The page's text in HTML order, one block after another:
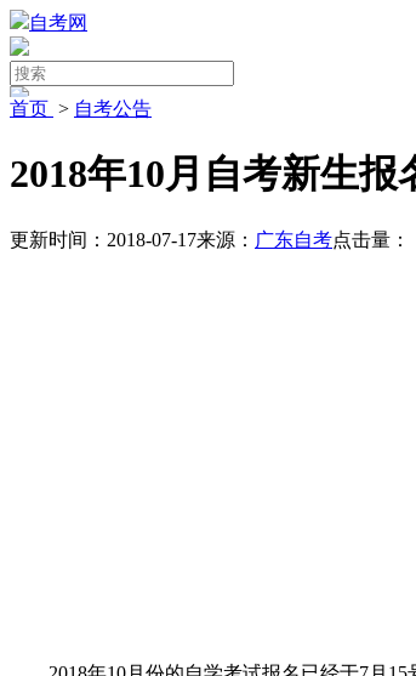
自考网
首页 > 自考公告
2018年10月自考新生
更新时间：2018-07-17来源： 广东自考点击量：